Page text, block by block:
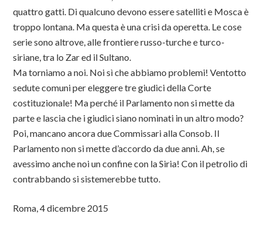
quattro gatti. Di qualcuno devono essere satelliti e Mosca è
troppo lontana. Ma questa è una crisi da operetta. Le cose
serie sono altrove, alle frontiere russo-turche e turco-
siriane, tra lo Zar ed il Sultano.
Ma torniamo a noi. Noi sì che abbiamo problemi! Ventotto
sedute comuni per eleggere tre giudici della Corte
costituzionale! Ma perché il Parlamento non si mette da
parte e lascia che i giudici siano nominati in un altro modo?
Poi, mancano ancora due Commissari alla Consob. Il
Parlamento non si mette d’accordo da due anni. Ah, se
avessimo anche noi un confine con la Siria! Con il petrolio di
contrabbando si sistemerebbe tutto.
Roma, 4 dicembre 2015